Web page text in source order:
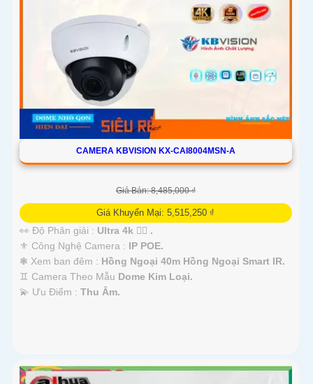
CAMERA KBVISION KX-CAI8004MSN-A
Giá Bán: 8,485,000 ₫
Giá Khuyến Mại: 5,515,250 ₫
👀 Độ Phân giải : Ultra 4k 👍🏾 .
⚜️ Công Nghệ Camera : IP POE.
❃ Xem ban đêm : Hồng Ngoại 40m Hồng Ngoại Smart IR.
♊ Camera Theo Mẫu Dome Kim Loại.
️💫 Ưu Điểm : Thu Âm.